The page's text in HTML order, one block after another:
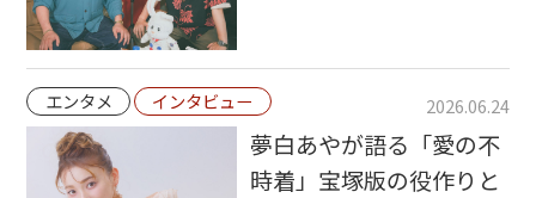
エンタメ インタビュー 2026.06.24
夢白あやが語る「愛の不
時着」宝塚版の役作りと